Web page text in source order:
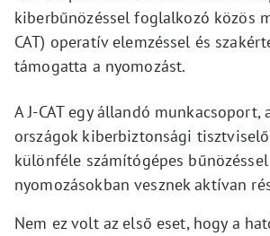
kiberbűnözéssel foglalkozó közös
CAT) operatív elemzéssel és
támogatta a nyomozást.
A J-CAT egy állandó munkacsoport,
országok kiberbiztonsági
különféle számítógépes
nyomozásokban vesznek aktívan
Nem ez volt az első eset, hogy a